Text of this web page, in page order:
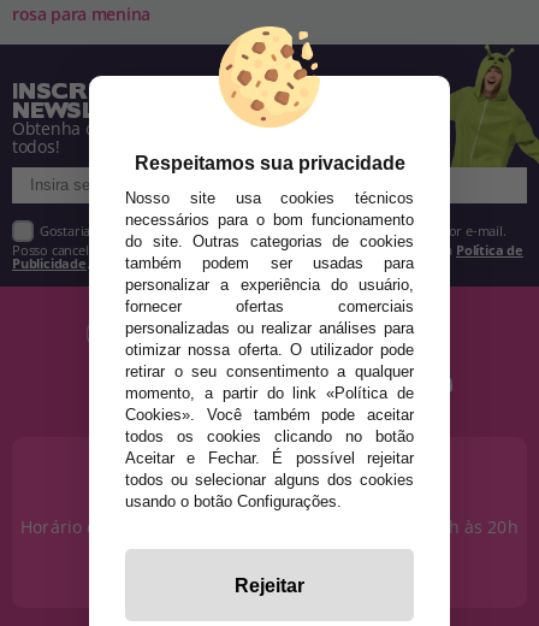
rosa para menina
INSCREVA-SE NA NOSSA
NEWSLETTER
Obtenha descontos e saiba de tudo antes de
todos!
Gostaria de receber descontos exclusivos, novidades e tendências por e-mail.
Posso cancelar a inscrição a qualquer momento, conforme estipulado na Política de
Publicidade
PRECISA DE AJUDA?
915 793 695
Horário de segunda a sexta das 10h às 14h e das 17h às 20h
info@disfracestuyyo.pt
Respeitamos sua privacidade
Nosso site usa cookies técnicos
necessários para o bom funcionamento
do site. Outras categorias de cookies
também podem ser usadas para
personalizar a experiência do usuário,
fornecer ofertas comerciais
personalizadas ou realizar análises para
otimizar nossa oferta. O utilizador pode
retirar o seu consentimento a qualquer
momento, a partir do link «Política de
Cookies». Você também pode aceitar
todos os cookies clicando no botão
Aceitar e Fechar. É possível rejeitar
todos ou selecionar alguns dos cookies
usando o botão Configurações.
Rejeitar